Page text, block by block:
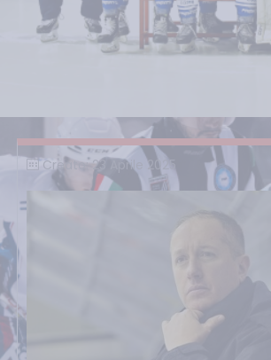
Creato: 23 Aprile 2025